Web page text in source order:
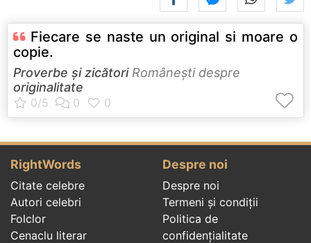
Fiecare se naste un original si moare o
copie.
Proverbe și zicătoriRomâneşti despre
originalitate
RightWords
Citate celebre
Autori celebri
Folclor
Cenaclu literar
Despre noi
Despre noi
Termeni și condiții
Politica de
confidenţialitate